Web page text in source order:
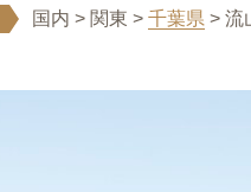
国内 > 関東 >千葉県 > 流